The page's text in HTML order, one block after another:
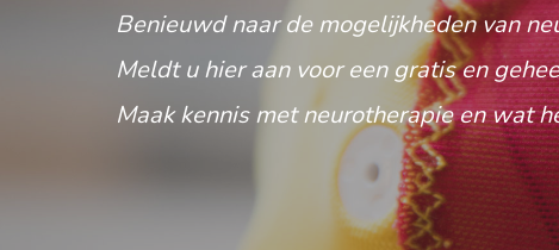
Benieuwd naar de mogelijkheden van
Meldt u hier aan voor een gratis en
Maak kennis met neurotherapie en wat